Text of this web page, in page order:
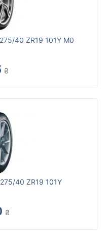
40 ZR19 101Y M0
₴
40 ZR19 101Y
₴